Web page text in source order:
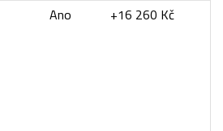
Ano +16 260 Kč